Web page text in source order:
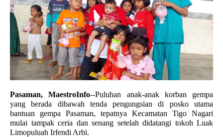
Pasaman, MaestroInfo--Puluhan anak-anak korban gempa
yang berada dibawah tenda pengungsian di posko utama
bantuan gempa Pasaman, tepatnya Kecamatan Tigo Nagari
mulai tampak ceria dan senang setelah didatangi tokoh Luak
Limopuluah Irfendi Arbi.